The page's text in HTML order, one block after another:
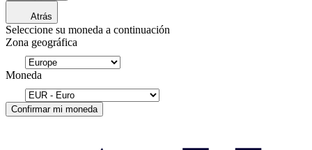
Atrás
Seleccione su moneda a continuación
Zona geográfica
Moneda
Confirmar mi moneda